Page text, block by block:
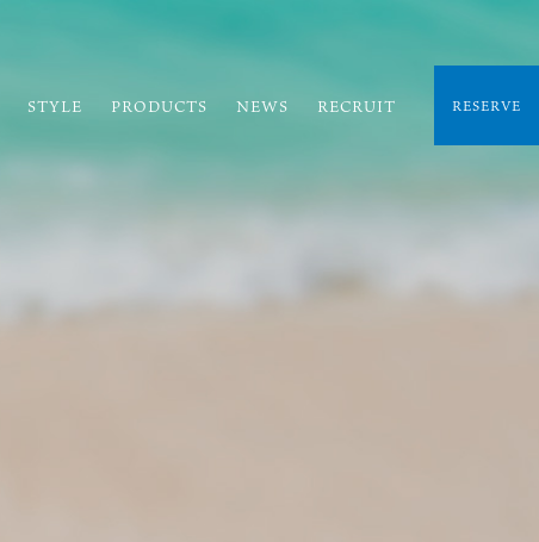
STYLE PRODUCTS NEWS RECRUIT RESERVE